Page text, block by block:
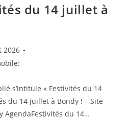
du 14 juillet à
2026
s’intitule « Festivités du 14
du 14 juillet à Bondy ! – Site
AgendaFestivités du 14…